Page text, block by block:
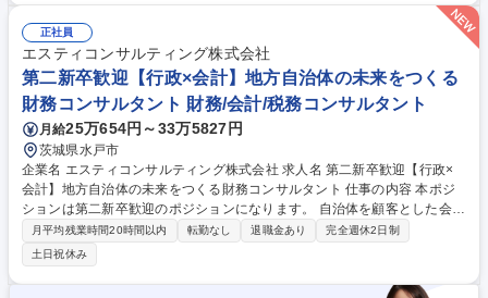
応業務 ・電気、水道メーターの検針 ◎ビルメンテナンス上で発生する応
急処置がメインとなります。 募集職種 【営繕職】ワークライフバランス
のとれた職場環境。年休128日/転勤無/土日祝休
正社員
エスティコンサルティング株式会社
第二新卒歓迎【行政×会計】地方自治体の未来をつくる
財務コンサルタント 財務/会計/税務コンサルタント
月給25万654円～33万5827円
茨城県水戸市
企業名 エスティコンサルティング株式会社 求人名 第二新卒歓迎【行政×
会計】地方自治体の未来をつくる財務コンサルタント 仕事の内容 本ポジ
ションは第二新卒歓迎のポジションになります。 自治体を顧客とした会計
支援・制度対応を行うコンサルティング業務。地方創生の一端を担う仕事
として地域未来をつくっていくやりがいのある仕事です。 ・地方自治体の
公会計財務書類作成及び分析支援、固定資産台帳更新支援 ・予算編成や将
来計画に対する提案 ・セミナー開催等の業務 ・地方公営企業（水道事
月平均残業時間20時間以内 転勤なし 退職金あり
完全週休2日制
土日祝休み